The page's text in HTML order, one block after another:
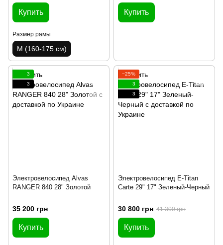
Купить
Размер рамы
M (160-175 см)
Купить
3
3
Электровелосипед Alvas
RANGER 840 28" Золотой
35 200 грн
Купить
−25%
3
3
Электровелосипед E-Titan
Carte 29" 17" Зеленый-Черный
30 800 грн 41 300 грн
Купить